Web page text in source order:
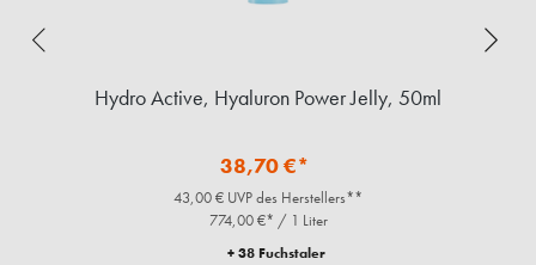
Hydro Active, Hyaluron Power Jelly, 50ml
38,70 €*
43,00 € UVP des Herstellers**
774,00 €* / 1 Liter
+ 38 Fuchstaler